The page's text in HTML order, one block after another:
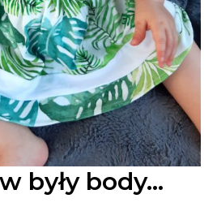
były body…